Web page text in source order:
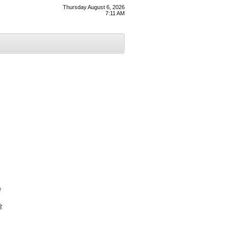
Thursday August 6, 2026
7:11 AM